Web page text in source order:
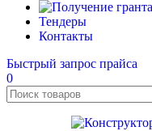
Тендеры
Контакты
Быстрый запрос прайса
0